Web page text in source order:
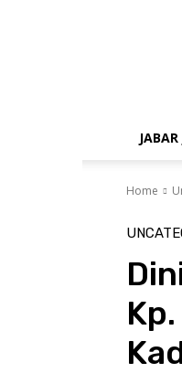
Home